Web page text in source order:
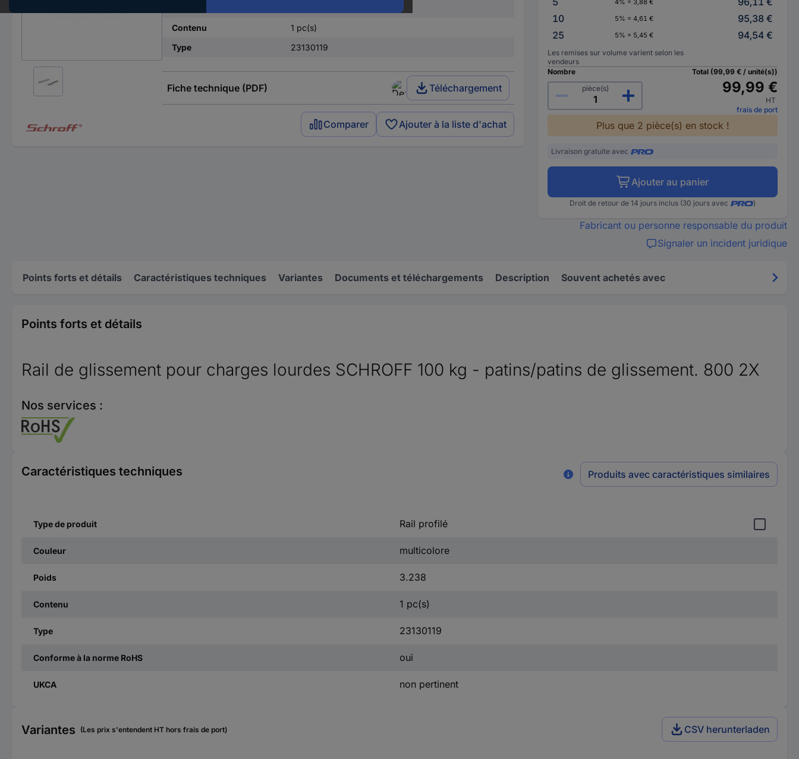
Contenu
1 pc(s)
Type
23130119
Fiche technique (PDF) Téléchargement
Comparer Ajouter à la liste d'achat
4% = 3,88 €
10
5% = 4,61 €
95,38 €
25
5% = 5,45 € 94,54 €
Les remises sur volume varient selon les
vendeurs
Nombre
pièce(s)
Total (99,99 € / unité(s))
99,99 €
HT
frais de port
Plus que 2 pièce(s) en stock !
Livraison gratuite avec
Ajouter au panier
Droit de retour de 14 jours inclus (30 jours avec )
Fabricant ou personne responsable du produit
Signaler un incident juridique
Points forts et détails Caractéristiques techniques Variantes Documents et téléchargements Description Souvent achetés avec
Points forts et détails
Rail de glissement pour charges lourdes SCHROFF 100 kg - patins/patins de glissement. 800 2X
Nos services :
Caractéristiques techniques Produits avec caractéristiques similaires
Type de produit Rail profilé
Couleur multicolore
Poids 3.238
Contenu 1 pc(s)
Type 23130119
Conforme à la norme RoHS oui
UKCA non pertinent
Variantes (Les prix s'entendent HT hors frais de port) CSV herunterladen